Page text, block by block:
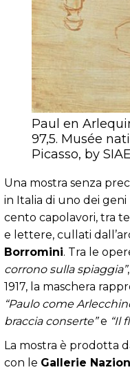
Paul en
97,5. Musée
Picasso, by
Una mostra senza
in Italia di uno dei
cento capolavori, tra
e lettere, cullati
Borromini. Tra le
corrono sulla spiaggia”
1917, la maschera
“Paulo come
braccia conserte”e “Il
La mostra è prodotta
con le Gallerie